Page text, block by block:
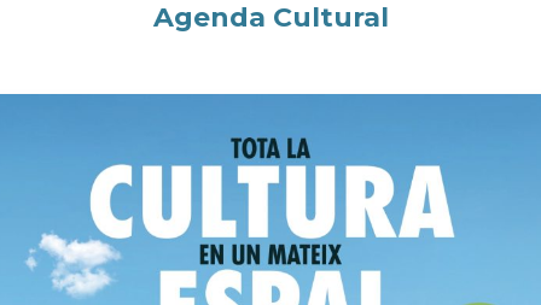
Agenda Cultural